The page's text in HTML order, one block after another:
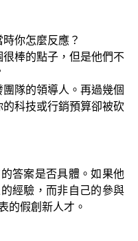
你怎麼反應？
棒的點子，但是他們不
隊的領導人。再過幾個
科技或行銷預算卻被砍
答案是否具體。如果他
經驗，而非自己的參與
的假創新人才。